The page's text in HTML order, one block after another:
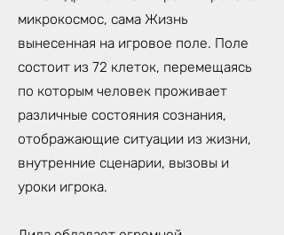
микрокосмос, сама Жизнь
вынесенная на игровое поле. Поле
состоит из 72 клеток, перемещаясь
по которым человек проживает
различные состояния сознания,
отображающие ситуации из жизни,
внутренние сценарии, вызовы и
уроки игрока.